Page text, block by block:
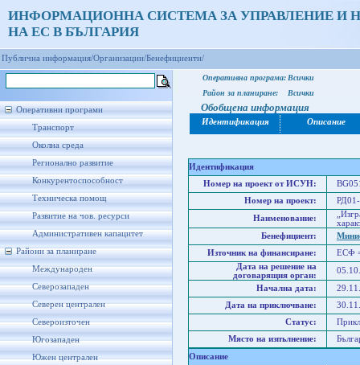
ИНФОРМАЦИОННА СИСТЕМА ЗА УПРАВЛЕНИЕ И
НА ЕС В БЪЛГАРИЯ
Публична информация/Организации/Бенефициенти/
Оперативни програми
Транспорт
Околна среда
Регионално развитие
Конкурентоспособност
Техническа помощ
Развитие на чов. ресурси
Административен капацитет
Райони за планиране
Международен
Северозападен
Северен централен
Североизточен
Югозападен
Южен централен
Оперативна програма: Всички
Район за планиране:
Всички
Обобщена информация
Идентификация Описание
Идентификация
Номер на проект от ИСУН:
Номер на проект:
Наименование:
Бенефициент:
Източник на финансиране:
ЕСФ
Дата на решение на
договарящия орган:
Начална дата:
Дата на приключване:
Статус:
Място на изпълнение:
Описание